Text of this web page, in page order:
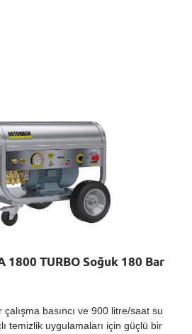
1800 TURBO Soğuk 180 Bar
basıncı ve 900 litre/saat su
temizlik uygulamaları için güçlü bir